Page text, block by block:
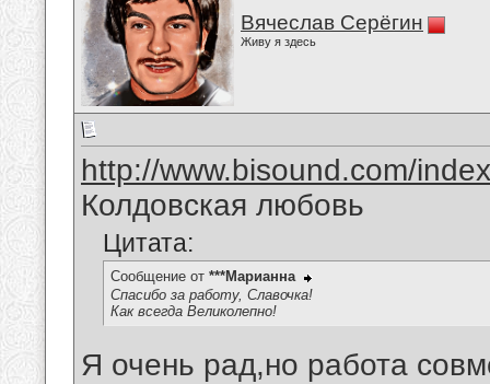
Вячеслав Серёгин
Живу я здесь
http://www.bisound.com/
Колдовская любовь
Цитата:
Сообщение от ***Марианна
Спасибо за работу, Славочка!
Как всегда Великолепно!
Я очень рад,но работа